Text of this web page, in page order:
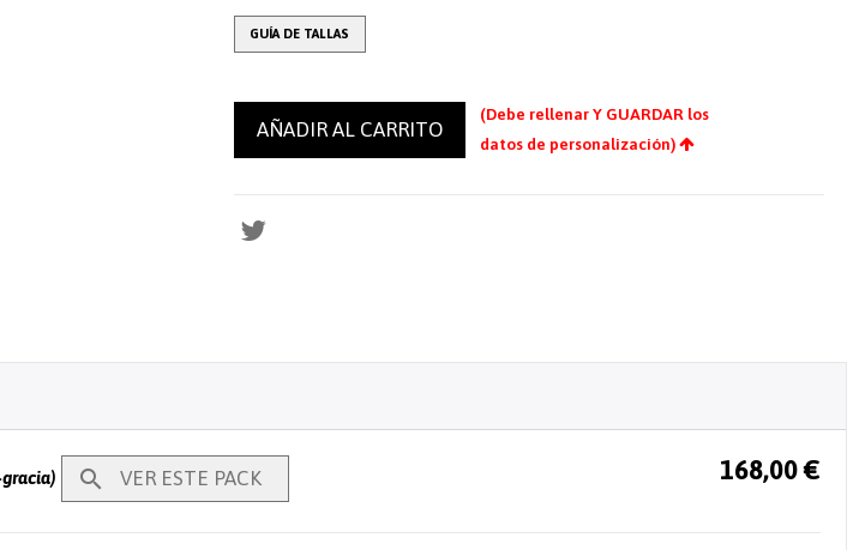
GUÍA DE TALLAS
AÑADIR AL CARRITO
(Debe rellenar Y GUARDAR los
datos de personalización)
 VER ESTE PACK 168,00 €